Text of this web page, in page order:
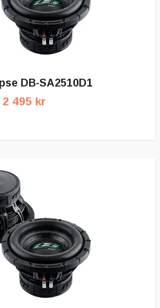
DB-SA2510D1
2 495 kr